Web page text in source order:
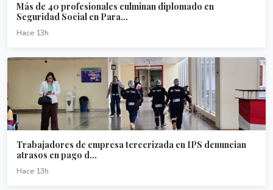
Más de 40 profesionales culminan diplomado en
Seguridad Social en Para...
Hace 13h
Trabajadores de empresa tercerizada en IPS denuncian
atrasos en pago d...
Hace 13h